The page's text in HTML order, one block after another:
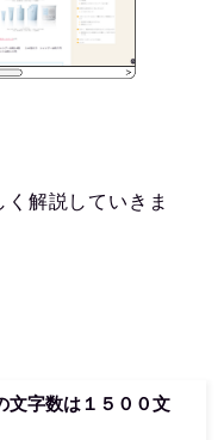
解説していきま
文字数は１５００文